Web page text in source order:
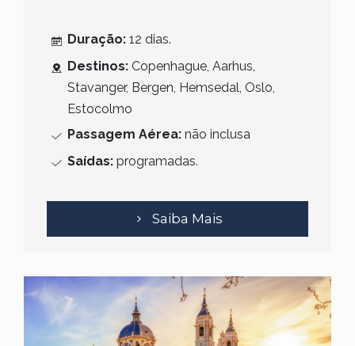
Duração:12 dias.
Destinos: Copenhague, Aarhus,
Stavanger, Bergen, Hemsedal, Oslo,
Estocolmo
Passagem Aérea:não inclusa
Saídas: programadas.
Saiba Mais